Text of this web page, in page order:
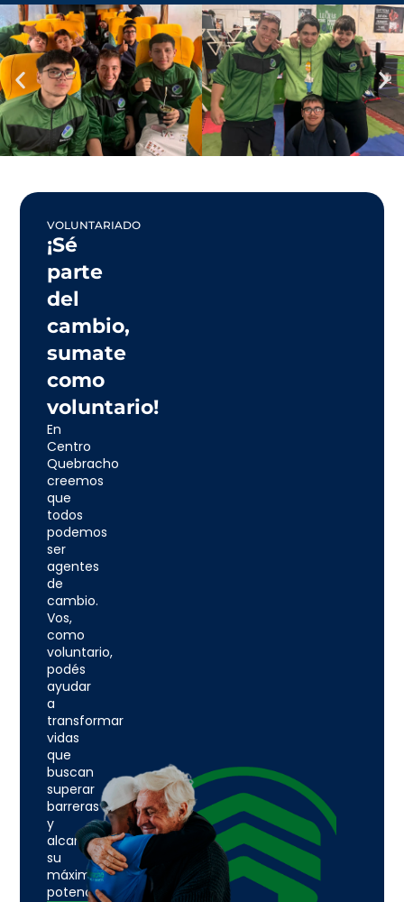
VOLUNTARIADO
¡Sé
parte
del
cambio,
sumate
como
voluntario!
En
Centro
Quebracho
creemos
que
todos
podemos
ser
agentes
de
cambio.
Vos,
como
voluntario,
podés
ayudar
a
transformar
vidas
que
buscan
superar
barreras
y
alcanzar
su
máximo
potencial.